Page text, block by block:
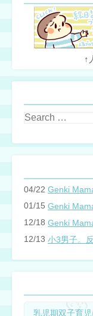
↑
04/22
01/15 Genki
12/18
12/13 小3男子。
乳児期双子育